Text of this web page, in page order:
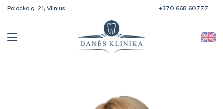
Polocko g. 21, Vilnius +370 668 60777